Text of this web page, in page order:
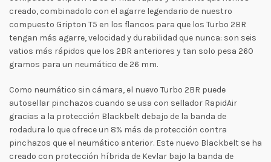
creado, combinadolo con el agarre legendario de nuestro
compuesto Gripton T5 en los flancos para que los Turbo 2BR
tengan más agarre, velocidad y durabilidad que nunca: son seis
vatios más rápidos que los 2BR anteriores y tan solo pesa 260
gramos para un neumático de 26 mm.
Como neumático sin cámara, el nuevo Turbo 2BR puede
autosellar pinchazos cuando se usa con sellador RapidAir
gracias a la protección Blackbelt debajo de la banda de
rodadura lo que ofrece un 8% más de protección contra
pinchazos que el neumático anterior. Este nuevo Blackbelt se ha
creado con protección híbrida de Kevlar bajo la banda de